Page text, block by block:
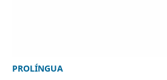
PROLÍNGUA